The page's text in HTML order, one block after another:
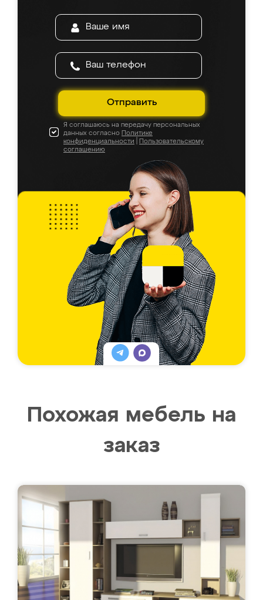
Отправить
Я соглашаюсь на передачу персональных
данных согласно Политике
конфиденциальности
Пользовательскому
соглашению
Похожая мебель на
заказ